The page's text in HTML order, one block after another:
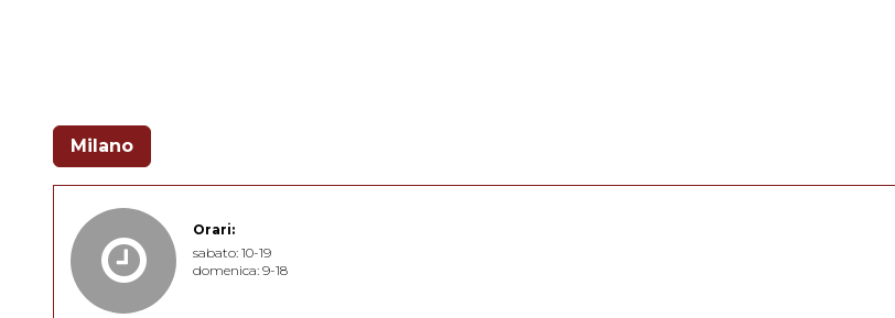
Milano
Orari:
sabato: 10-19
domenica: 9-18